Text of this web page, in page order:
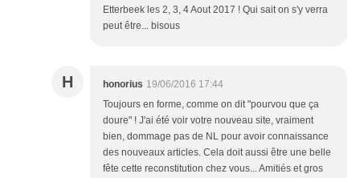
Etterbeek les 2, 3, 4 Aout 2017 ! Qui sait on s'y verra
peut être... bisous
H honorius 19/06/2016 17:44
Toujours en forme, comme on dit "pourvou que ça
doure" ! J'ai été voir votre nouveau site, vraiment
bien, dommage pas de NL pour avoir connaissance
des nouveaux articles. Cela doit aussi être une belle
fête cette reconstitution chez vous... Amitiés et gros